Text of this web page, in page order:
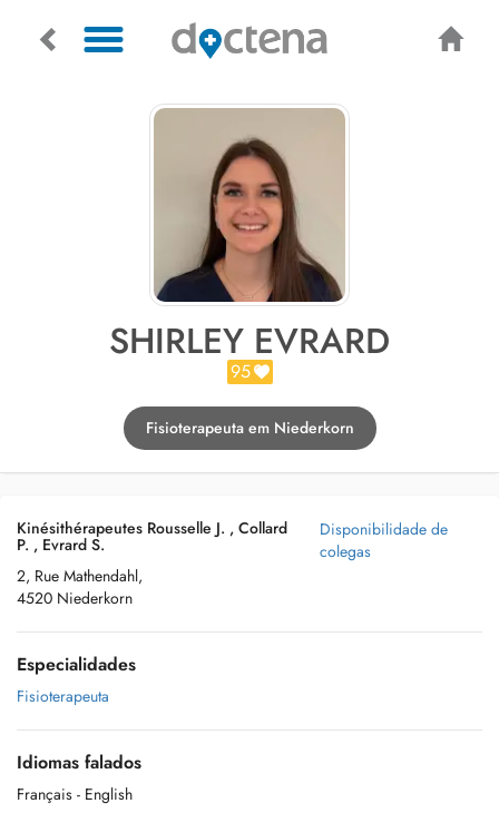
SHIRLEY EVRARD
95
Fisioterapeuta em Niederkorn
Kinésithérapeutes Rousselle J. , Collard
P. , Evrard S.
2, Rue Mathendahl,
4520 Niederkorn
Disponibilidade de
colegas
Especialidades
Fisioterapeuta
Idiomas falados
Français - English